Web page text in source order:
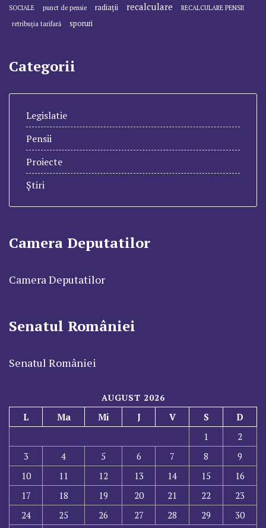
SOCIALE
punct de pensie radiații recalculare
RECALCULARE PENSII
retribuția tarifară
sporuri
Categorii
Legislatie
Pensii
Proiecte
Știri
Camera Deputatilor
Camera Deputatilor
Senatul României
Senatul României
AUGUST 2026
L Ma Mi J V S
D
1
2
3
4 5 6 7 8
9
10
11 12 13 14 15
16
17
18 19 20 21 22
23
24
25 26 27 28 29
30